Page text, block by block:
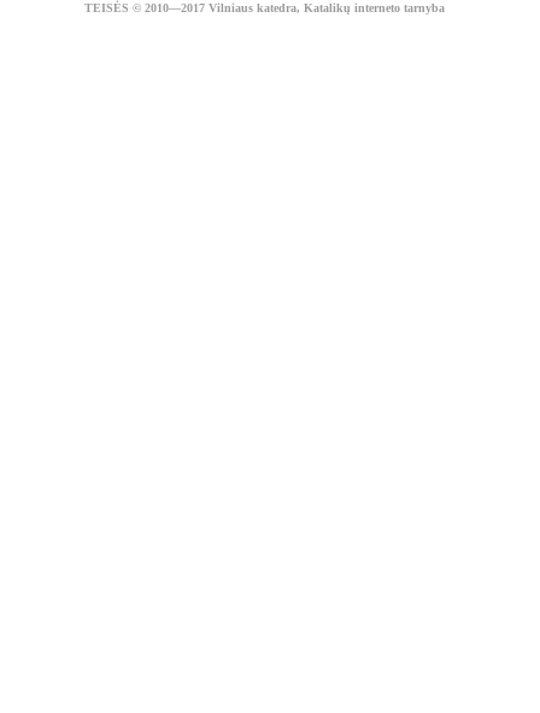
TEISĖS © 2010—2017 Vilniaus katedra, Katalikų interneto tarnyba